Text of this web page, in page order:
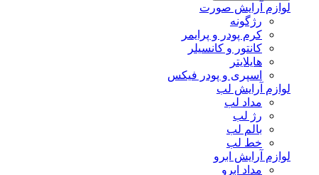
لوازم آرایش صورت
رژگونه
کرم پودر و پرایمر
کانتور و کانسیلر
هایلایتر
اسپری و پودر فیکس
لوازم آرایش لب
مداد لب
رژ لب
بالم لب
خط لب
لوازم آرایش ابرو
مداد ابرو